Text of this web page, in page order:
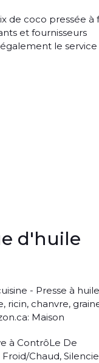
de coco pressée à
et fournisseurs
le
d'huile
- Presse à huile
ricin, chanvre,
Maison
à ContrôLe De
Chaud,